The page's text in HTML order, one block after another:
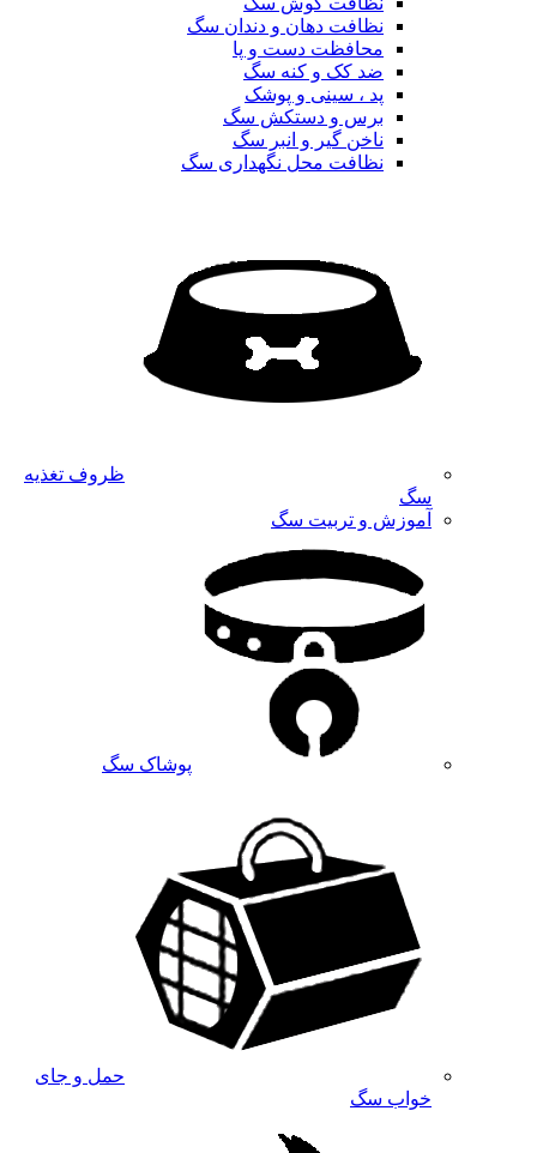
نظافت دهان و دندان سگ
محافظت دست و پا
ضد کک و کنه سگ
پد ، سینی و پوشک
برس و دستکش سگ
ناخن گیر و انبر سگ
نظافت محل نگهداری سگ
ظروف تغذیه
سگ
آموزش و تربیت سگ
پوشاک سگ
حمل و جای
خواب سگ